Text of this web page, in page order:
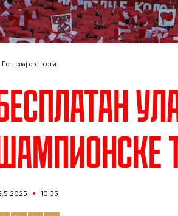
Погледај све вести
10:35